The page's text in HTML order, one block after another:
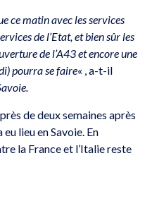
ce matin avec les services
de l’Etat, et bien sûr les
de l’A43 et encore une
pourra se faire« , a-t-il
de deux semaines après
lieu en Savoie. En
la France et l’Italie reste